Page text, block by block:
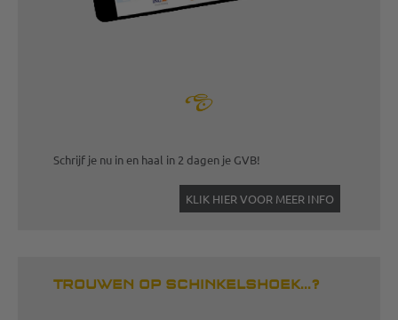
Schrijf je nu in en haal in 2 dagen je GVB!
KLIK HIER VOOR MEER INFO
TROUWEN OP SCHINKELSHOEK...?